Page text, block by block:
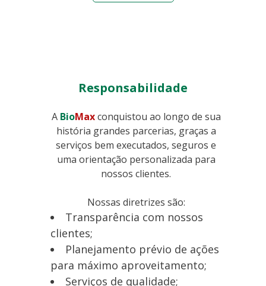
Responsabilidade
A BioMaxconquistou ao longo de sua
história grandes parcerias, graças a
serviços bem executados, seguros e
uma orientação personalizada para
nossos clientes.
Nossas diretrizes são:
Transparência com nossos
clientes;
Planejamento prévio de ações
para máximo aproveitamento;
Serviços de qualidade;